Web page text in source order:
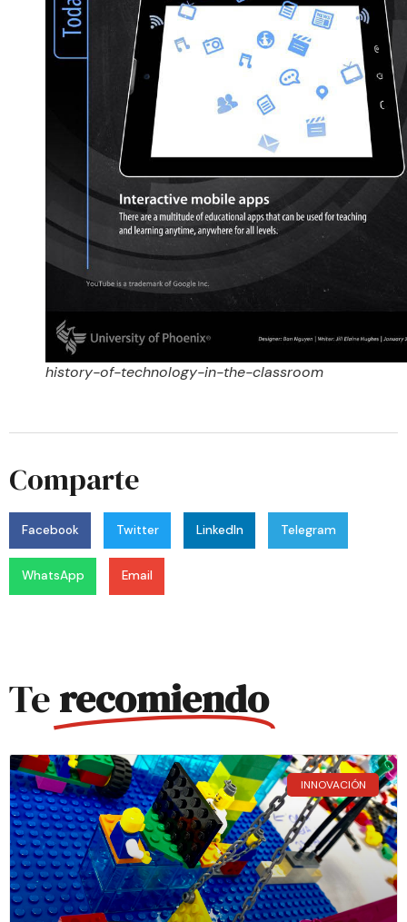
history-of-technology-in-the-classroom
Comparte
Facebook Twitter LinkedIn Telegram
WhatsApp Email
Terecomiendo
INNOVACIÓN